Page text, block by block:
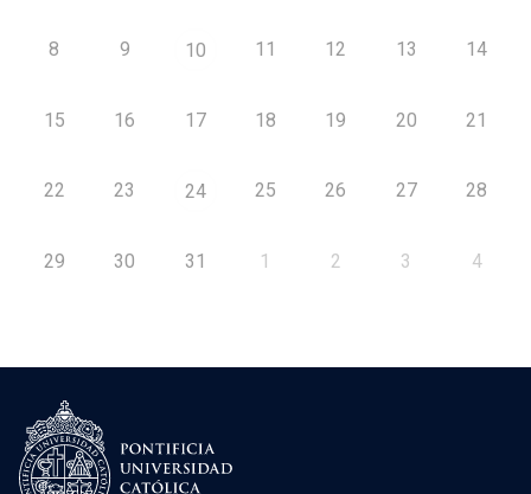
8 9 10 11 12 13 14
15 16 17 18 19 20 21
22 23 24 25 26 27 28
29 30 31 1 2 3 4